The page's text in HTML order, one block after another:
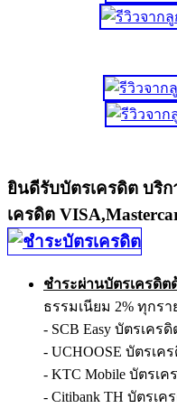
ยินดีรับบัตรเครดิต บริ
เครดิต
ชำระผ่านบัตรเครดิต
ธรรมเนียม 2% ทุกรา
- SCB Easy บัตรเค
- UCHOOSE บัตรเค
- KTC Mobile บัตรเค
- Citibank TH บัตรเ